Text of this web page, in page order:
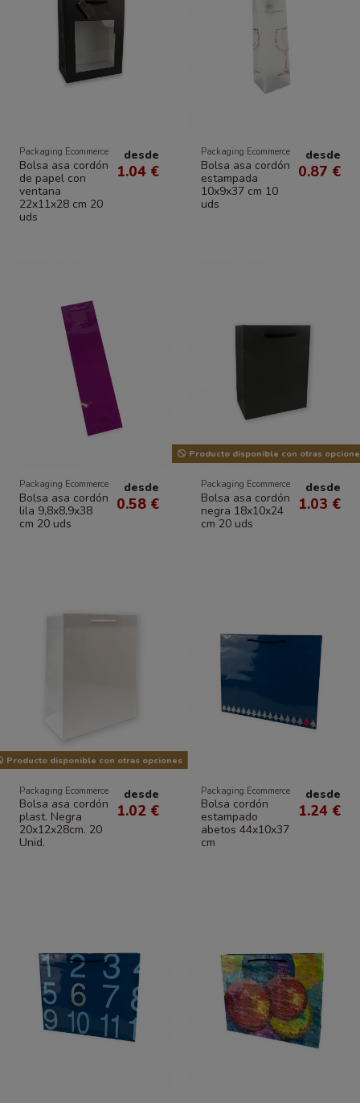
Packaging Ecommerce
Bolsa asa cordón
de papel con
ventana
22x11x28 cm 20
uds
desde
1.04 €
Packaging Ecommerce
Bolsa asa cordón
estampada
10x9x37 cm 10
uds
desde
0.87 €
Packaging Ecommerce
Bolsa asa cordón
lila 9,8x8,9x38
cm 20 uds
desde
0.58 €
Producto disponible con otras
Packaging Ecommerce
Bolsa asa cordón
negra 18x10x24
cm 20 uds
desde
1.03 €
Producto disponible con otras opciones
Packaging Ecommerce
Bolsa asa cordón
plast. Negra
20x12x28cm. 20
Unid.
desde
1.02 €
Packaging Ecommerce
Bolsa cordón
estampado
abetos 44x10x37
cm
desde
1.24 €